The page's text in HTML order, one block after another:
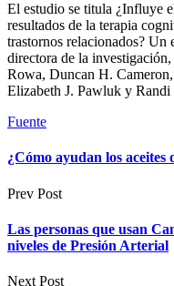
El estudio se titula ¿Influye
resultados de la terapia
trastornos relacionados? Un
directora de la
Rowa, Duncan H.
Elizabeth J. Pawluk y Randi
Fuente
¿Cómo ayudan los
Prev Post
Las personas que usan
niveles de Presión Arterial
Next Post